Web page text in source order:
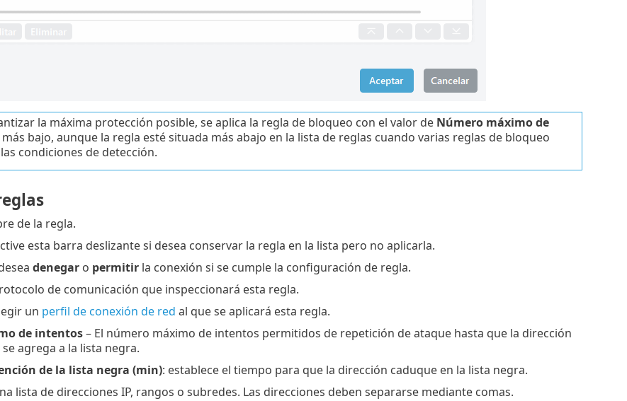
la máxima protección posible, se aplica la regla de bloqueo con el valor de Número máximo de
bajo, aunque la regla esté situada más abajo en la lista de reglas cuando varias reglas de bloqueo
condiciones de detección.
de la regla.
esta barra deslizante si desea conservar la regla en la lista pero no aplicarla.
denegaro permitirla conexión si se cumple la configuración de regla.
de comunicación que inspeccionará esta regla.
un perfil de conexión de red al que se aplicará esta regla.
de intentos– El número máximo de intentos permitidos de repetición de ataque hasta que la dirección
agrega a la lista negra.
de la lista negra (min): establece el tiempo para que la dirección caduque en la lista negra.
lista de direcciones IP, rangos o subredes. Las direcciones deben separarse mediante comas.